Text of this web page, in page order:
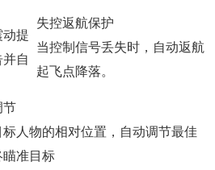
动提
自
失控返航保护
当控制信号丢失时，自动返航
起飞点降落。
节
人物的相对位置，自动调节最佳
瞄准目标